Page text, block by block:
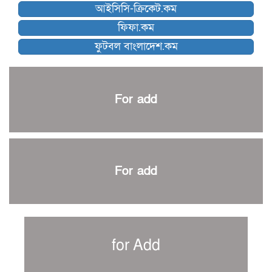
ব্রাদার্সকে হারিয়ে ফাইনালে মোহামেডান
নেইমারকে নিয়েই বিশ্বকাপে ব্রাজিলের প্রাথমিক স্কোয়াড
আর্জেন্টিনার ৫৫ সদস্যের প্রাথমিক দল ঘোষণা
পাকিস্তানের বিপক্ষে ঐতিহাসিক জয়ে ক্রীড়া প্রতিমন্ত্রীর অভিনন্দন
শান্ত-মুমিনুলদের ব্যাটে প্রথম দিন বাংলাদেশের
প্রচার বিমুখ এক ক্রীড়া অন্তপ্রাণ সংগঠক
সাফের হ্যাটট্রিক মিশনে থাইল্যান্ডের পথে আফঈদারা
আইসিসি-ক্রিকেট.কম
ফিফা.কম
ফুটবল বাংলাদেশ.কম
For add
For add
for Add